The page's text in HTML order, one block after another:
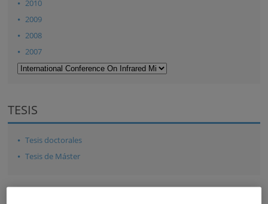
2010
2009
2008
2007
TESIS
Tesis doctorales
Tesis de Máster